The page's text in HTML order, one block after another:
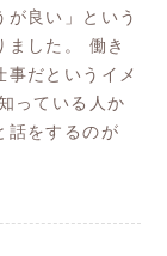
が良い」という
ました。 働き
だというイメ
っている人か
話をするのが